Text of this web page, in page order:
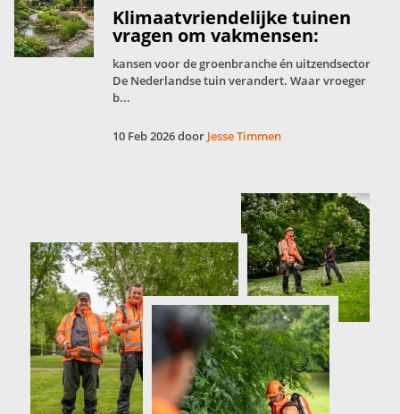
Klimaatvriendelijke tuinen
vragen om vakmensen:
kansen voor de groenbranche én uitzendsector
De Nederlandse tuin verandert. Waar vroeger
b...
10 Feb 2026 door Jesse Timmen